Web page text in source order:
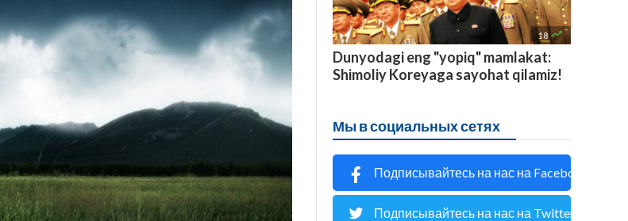
18 
Dunyodagi eng "yopiq" mamlakat:
Shimoliy Koreyaga sayohat qilamiz!
Мы в социальных сетях
Подписывайтесь на нас на Facebook
Подписывайтесь на нас на Twitter